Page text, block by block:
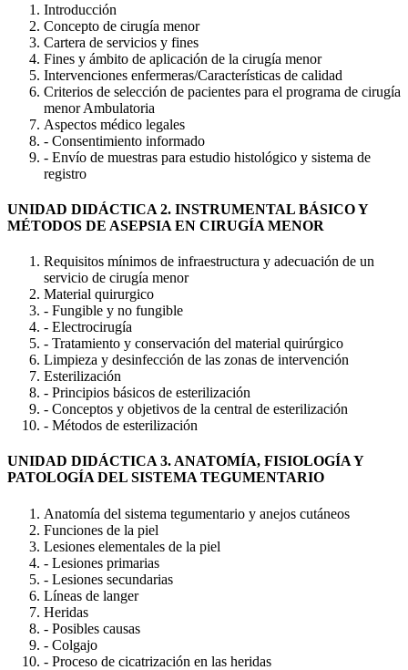
Introducción
Concepto de cirugía menor
Cartera de servicios y fines
Fines y ámbito de aplicación de la cirugía menor
Intervenciones enfermeras/Características de calidad
Criterios de selección de pacientes para el programa de cirugía
menor Ambulatoria
Aspectos médico legales
- Consentimiento informado
- Envío de muestras para estudio histológico y sistema de
registro
UNIDAD DIDÁCTICA 2. INSTRUMENTAL BÁSICO Y
MÉTODOS DE ASEPSIA EN CIRUGÍA MENOR
Requisitos mínimos de infraestructura y adecuación de un
servicio de cirugía menor
Material quirurgico
- Fungible y no fungible
- Electrocirugía
- Tratamiento y conservación del material quirúrgico
Limpieza y desinfección de las zonas de intervención
Esterilización
- Principios básicos de esterilización
- Conceptos y objetivos de la central de esterilización
- Métodos de esterilización
UNIDAD DIDÁCTICA 3. ANATOMÍA, FISIOLOGÍA Y
PATOLOGÍA DEL SISTEMA TEGUMENTARIO
Anatomía del sistema tegumentario y anejos cutáneos
Funciones de la piel
Lesiones elementales de la piel
- Lesiones primarias
- Lesiones secundarias
Líneas de langer
Heridas
- Posibles causas
- Colgajo
- Proceso de cicatrización en las heridas